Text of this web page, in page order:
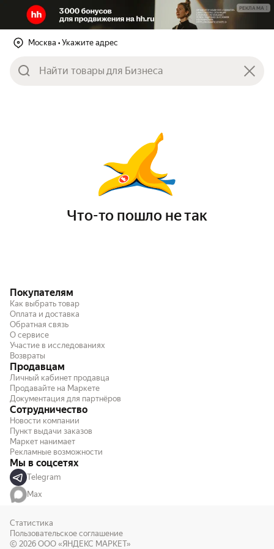
РЕКЛАМА
Москва • Укажите адрес
Что-то пошло не так
Покупателям
Как выбрать товар
Оплата и доставка
Обратная связь
О сервисе
Участие в исследованиях
Возвраты
Продавцам
Личный кабинет продавца
Продавайте на Маркете
Документация для партнёров
Сотрудничество
Новости компании
Пункт выдачи заказов
Маркет нанимает
Рекламные возможности
Мы в соцсетях
Telegram
Max
Статистика
Пользовательское соглашение
© 2026 ООО «ЯНДЕКС МАРКЕТ»